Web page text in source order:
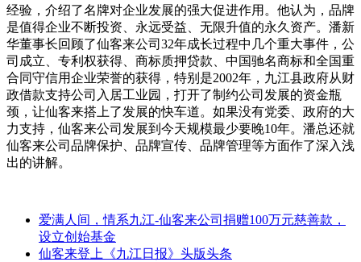
经验，介绍了名牌对企业发展的强大促进作用。他认为，品牌
是值得企业不断投资、永远受益、无限升值的永久资产。潘新
华董事长回顾了仙客来公司32年成长过程中几个重大事件，公
司成立、专利权获得、商标质押贷款、中国驰名商标和全国重
合同守信用企业荣誉的获得，特别是2002年，九江县政府从财
政借款支持公司入居工业园，打开了制约公司发展的资金瓶
颈，让仙客来搭上了发展的快车道。如果没有党委、政府的大
力支持，仙客来公司发展到今天规模最少要晚10年。潘总还就
仙客来公司品牌保护、品牌宣传、品牌管理等方面作了深入浅
出的讲解。
爱满人间，情系九江-仙客来公司捐赠100万元慈善款，
设立创始基金
仙客来登上《九江日报》头版头条